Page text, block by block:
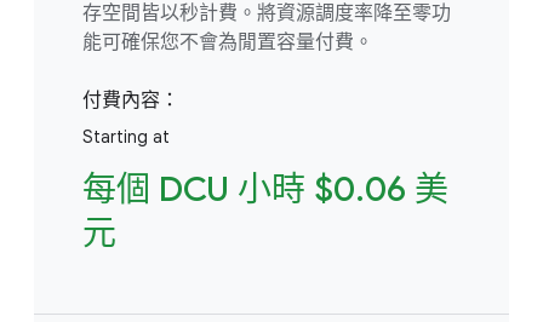
存空間皆以秒計費。將資源調度率降至零功
能可確保您不會為閒置容量付費。
付費內容：
Starting at
每個 DCU 小時 $0.06 美
元